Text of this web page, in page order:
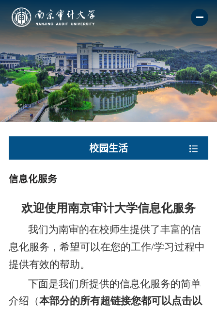
校园生活
信息化服务
欢迎使用南京审计大学信息化服务
我们为南审的在校师生提供了丰富的信
息化服务，希望可以在您的工作/学习过程中
提供有效的帮助。
下面是我们所提供的信息化服务的简单
介绍（本部分的所有超链接您都可以点击以